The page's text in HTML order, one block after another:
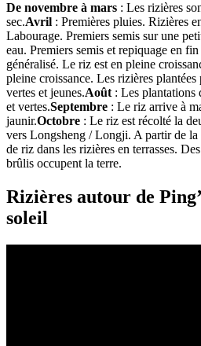
De novembre à mars : Les rizières
sec.Avril : Premières pluies. Rizières
Labourage. Premiers semis sur une
eau. Premiers semis et repiquage en
généralisé. Le riz est en pleine
pleine croissance. Les rizières
vertes et jeunes.Août : Les plantations
et vertes.Septembre : Le riz arrive à
jaunir.Octobre : Le riz est récolté la
vers Longsheng / Longji. A partir de la
de riz dans les rizières en terrasses.
brûlis occupent la terre.
Rizières autour de
soleil